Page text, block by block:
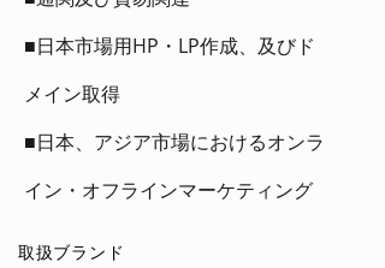
■日本市場用HP・LP作成、及びド
メイン取得
■日本、アジア市場におけるオンラ
イン・オフラインマーケティング
取扱ブランド